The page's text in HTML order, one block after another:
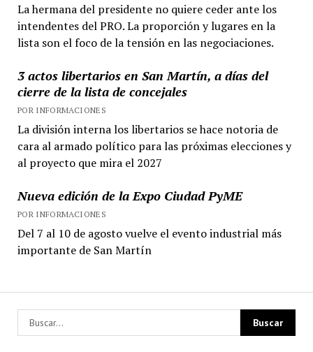
La hermana del presidente no quiere ceder ante los
intendentes del PRO. La proporción y lugares en la
lista son el foco de la tensión en las negociaciones.
3 actos libertarios en San Martín, a días del
cierre de la lista de concejales
POR INFORMACIONES
La división interna los libertarios se hace notoria de
cara al armado político para las próximas elecciones y
al proyecto que mira el 2027
Nueva edición de la Expo Ciudad PyME
POR INFORMACIONES
Del 7 al 10 de agosto vuelve el evento industrial más
importante de San Martín